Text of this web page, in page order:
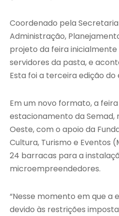
Coordenado pela
Administração,
projeto da feira
servidores da pasta, e
Esta foi a terceira edição do
Em um novo formato, a
estacionamento da Semad,
Oeste, com o apoio da
Cultura, Turismo e Eventos
24 barracas para a
microempreendedores.
“Nesse momento em que a
devido às restrições